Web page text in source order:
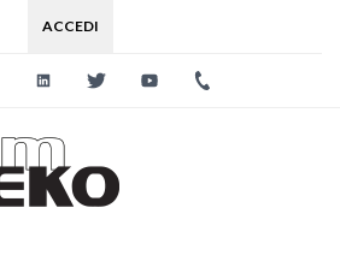
ACCEDI
InstagramLinkedinTwitter Youtube